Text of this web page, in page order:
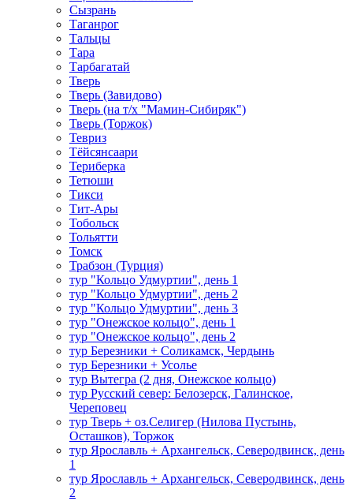
Сызрань
Таганрог
Тальцы
Тара
Тарбагатай
Тверь
Тверь (Завидово)
Тверь (на т/х "Мамин-Сибиряк")
Тверь (Торжок)
Тевриз
Тёйсянсаари
Териберка
Тетюши
Тикси
Тит-Ары
Тобольск
Тольятти
Томск
Трабзон (Турция)
тур "Кольцо Удмуртии", день 1
тур "Кольцо Удмуртии", день 2
тур "Кольцо Удмуртии", день 3
тур "Онежское кольцо", день 1
тур "Онежское кольцо", день 2
тур Березники + Соликамск, Чердынь
тур Березники + Усолье
тур Вытегра (2 дня, Онежское кольцо)
тур Русский север: Белозерск, Галинское,
Череповец
тур Тверь + оз.Селигер (Нилова Пустынь,
Осташков), Торжок
тур Ярославль + Архангельск, Северодвинск, день
1
тур Ярославль + Архангельск, Северодвинск, день
2